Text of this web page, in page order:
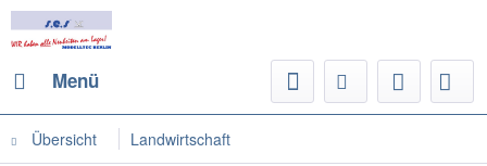
Menü
Übersicht Landwirtschaft